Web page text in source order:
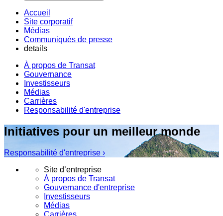
Accueil
Site corporatif
Médias
Communiqués de presse
details
À propos de Transat
Gouvernance
Investisseurs
Médias
Carrières
Responsabilité d'entreprise
Initiatives pour un meilleur monde
Responsabilité d'entreprise ›
Site d’entreprise
À propos de Transat
Gouvernance d'entreprise
Investisseurs
Médias